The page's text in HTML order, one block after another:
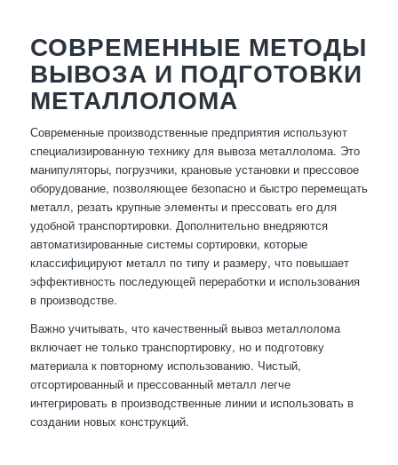
СОВРЕМЕННЫЕ МЕТОДЫ
ВЫВОЗА И ПОДГОТОВКИ
МЕТАЛЛОЛОМА
Современные производственные предприятия используют
специализированную технику для вывоза металлолома. Это
манипуляторы, погрузчики, крановые установки и прессовое
оборудование, позволяющее безопасно и быстро перемещать
металл, резать крупные элементы и прессовать его для
удобной транспортировки. Дополнительно внедряются
автоматизированные системы сортировки, которые
классифицируют металл по типу и размеру, что повышает
эффективность последующей переработки и использования
в производстве.
Важно учитывать, что качественный вывоз металлолома
включает не только транспортировку, но и подготовку
материала к повторному использованию. Чистый,
отсортированный и прессованный металл легче
интегрировать в производственные линии и использовать в
создании новых конструкций.